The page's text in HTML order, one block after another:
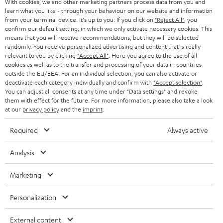
n
g
STEREO
SMART HOME
BLUETOOTH-LAUTSPRECHER
KOPFHÖRER
BLUETOOTH-KOPFHÖRER
LAUTSPRECHER
ULTIMA-SERIE
IN-EAR-KOPFHÖRER
FANSHOP
PRESSE & MARKETING
GESCHÄFTSKUNDEN
PARTNERPROGRAMM
BLOG
NEWSLETTER
STORES
DEINE VORTEILE BEI TEUFEL
TEUFEL STORY
UNSER MANAGEMENT
ÖSTERREICH
SCHWEIZ
NIEDERLANDE
BELGIEN
POLEN
SPANIEN
ITALIEN
Technische Änderungen, Tippfehler und Irrtum vorbehalten. Das auf unseren
Fotos abgebildete Zubehör ist nicht im Lieferumfang enthalten. Etwaige
learn what you like - through your behaviour on our website and information
from your terminal device. It's up to you: If you click on "Reject All" , you
confirm our default setting, in which we only activate necessary cookies. This
means that you will receive recommendations, but they will be selected
randomly. You receive personalized advertising and content that is really
relevant to you by clicking "Accept All" . Here you agree to the use of all
cookies as well as to the transfer and processing of your data in countries
outside the EU/EEA. For an individual selection, you can also activate or
deactivate each category individually and confirm with "Accept selection"
You can adjust all consents at any time under "Data settings" and revoke
them with effect for the future. For more information, please also take a look
at our privacy policyand the imprint
Required Always active
Analysis
Marketing
Personalization
External content